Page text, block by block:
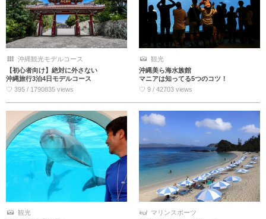
沖縄観光モデルコース
【初心者向け】絶対に外さない
沖縄旅行3泊4日モデルコース
♡ 395 / 1790835 views
観光
沖縄美ら海水族館
マニアは知ってる5つのコツ！
♡ 9 / 42703 views
観光
マリンスポーツ